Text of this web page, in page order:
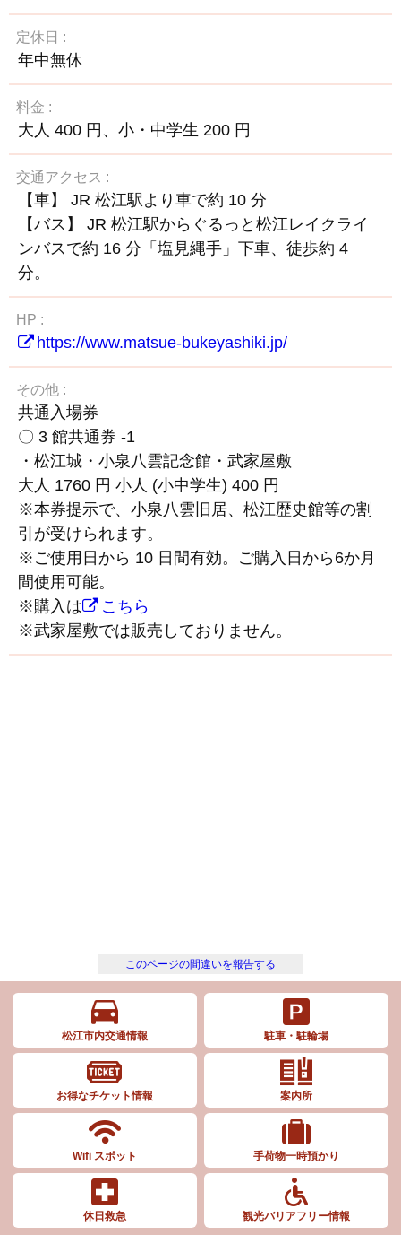
定休日
年中無休
料金
大人 400 円、小・中学生 200 円
交通アクセス
【車】 JR 松江駅より車で約 10 分
【バス】 JR 松江駅からぐるっと松江レイクライ
ンバスで約 16 分「塩見縄手」下車、徒歩約 4
分。
HP
https://www.matsue-bukeyashiki.jp/
その他
共通入場券
〇 3 館共通券 -1
・松江城・小泉八雲記念館・武家屋敷
大人 1760 円 小人 (小中学生) 400 円
※本券提示で、小泉八雲旧居、松江歴史館等の割
引が受けられます。
※ご使用日から 10 日間有効。ご購入日から6か月
間使用可能。
※購入は
こちら
※武家屋敷では販売しておりません。
このページの間違いを報告する
松江市内交通情報 駐車・駐輪場
お得なチケット情報 案内所
Wifi スポット 手荷物一時預かり
休日救急 観光バリアフリー情報